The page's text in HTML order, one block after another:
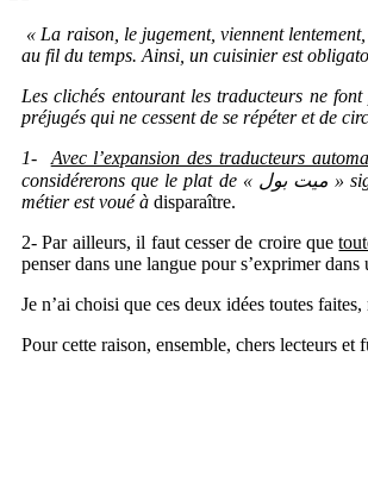
« La raison, le jugement, viennent
au fil du temps. Ainsi, un cuisinier est
Les clichés entourant les traducteurs ne
préjugés qui ne cessent de se répéter et de
1- Avec l’expansion des traducteurs
considérerons que le plat de « ميت بول »
métier est voué à disparaître.
2- Par ailleurs, il faut cesser de croire que
penser dans une langue pour s’exprimer
Je n’ai choisi que ces deux idées toutes
Pour cette raison, ensemble, chers lecteurs et